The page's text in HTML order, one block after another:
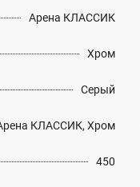
Арена КЛАССИК
Хром
Серый
КЛАССИК, Хром
450